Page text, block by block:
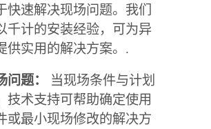
快速解决现场问题。我们
千计的安装经验，可为异
供实用的解决方案。.
题：
当现场条件与计划
技术支持可帮助确定使用
或最小现场修改的解决方